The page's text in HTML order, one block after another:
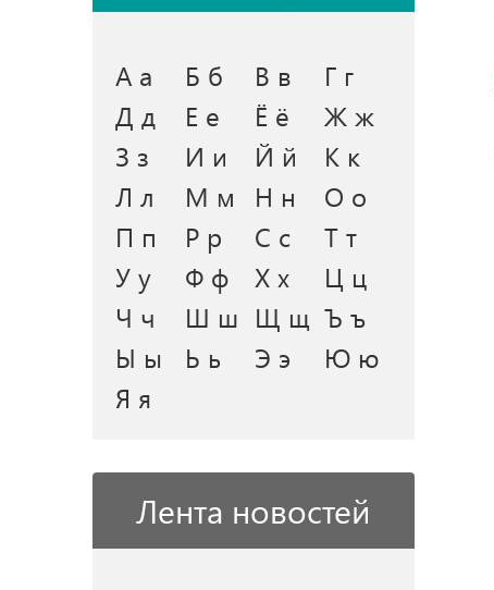
А а Б б В в
Г г
Д д
Е е Ё ё
Ж ж
З з
И и Й й
К к
Л л
М м Н н
О о
П п
Р р С с
Т т
У у
Ф ф Х х
Ц ц
Ч ч
Ш ш Щ щ Ъ ъ
Ы ы
Ь ь Э э
Ю ю
Я я
Лента новостей